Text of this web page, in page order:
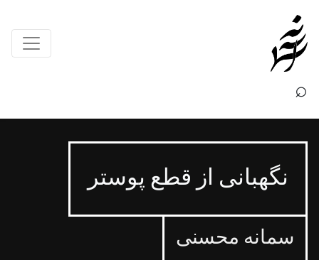
×
⌕
نگهبانی از قطع پوستر
سمانه محسنی